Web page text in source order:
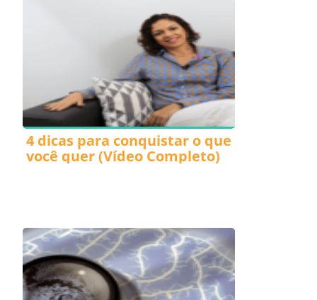
4 dicas para conquistar o que
você quer (Vídeo Completo)